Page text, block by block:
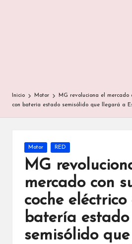
Inicio Motor
MG revoluciona el mercado
con batería estado semisólido que llegará a
Publicada
en
Motor RED
MG
mercado con
coche eléctrico
batería estado
semisólido